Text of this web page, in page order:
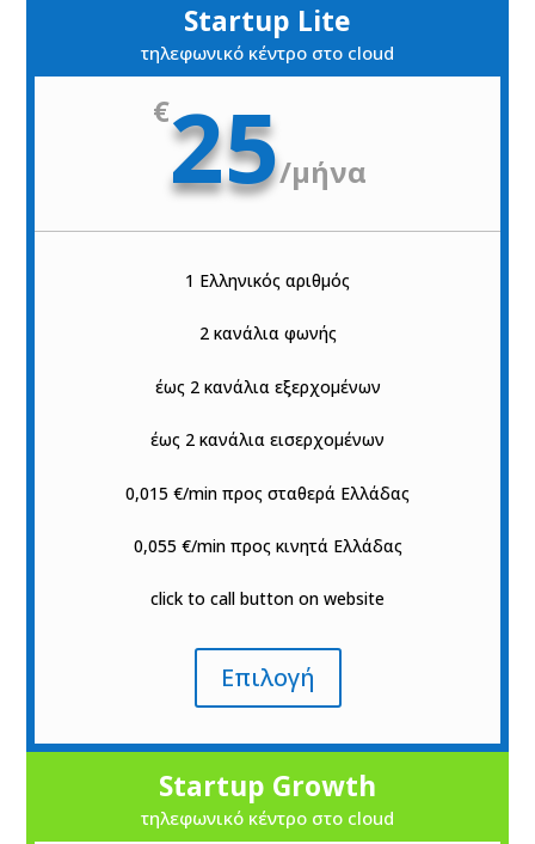
Startup Lite
τηλεφωνικό κέντρο στο cloud
€25/μήνα
1 Ελληνικός αριθμός
2 κανάλια φωνής
έως 2 κανάλια εξερχομένων
έως 2 κανάλια εισερχομένων
0,015 €/min προς σταθερά Ελλάδας
0,055 €/min προς κινητά Ελλάδας
click to call button on website
Επιλογή
Startup Growth
τηλεφωνικό κέντρο στο cloud